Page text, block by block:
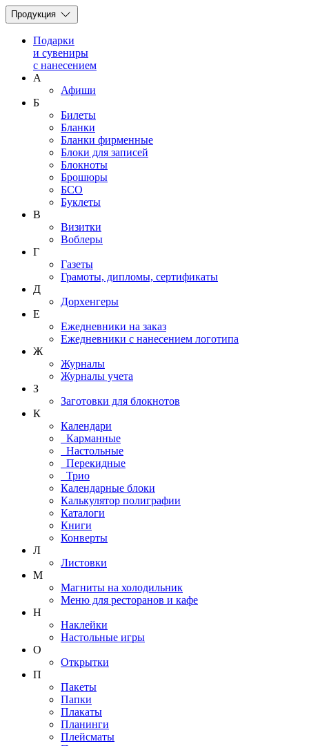
Продукция
Подарки
и сувениры
с нанесением
А
Афиши
Б
Билеты
Бланки
Бланки фирменные
Блоки для записей
Блокноты
Брошюры
БСО
Буклеты
В
Визитки
Воблеры
Г
Газеты
Грамоты, дипломы, сертификаты
Д
Дорхенгеры
Е
Ежедневники на заказ
Ежедневники с нанесением логотипа
Ж
Журналы
Журналы учета
З
Заготовки для блокнотов
К
Календари
Карманные
Настольные
Перекидные
Трио
Календарные блоки
Калькулятор полиграфии
Каталоги
Книги
Конверты
Л
Листовки
М
Магниты на холодильник
Меню для ресторанов и кафе
Н
Наклейки
Настольные игры
О
Открытки
П
Пакеты
Папки
Плакаты
Планинги
Плейсматы